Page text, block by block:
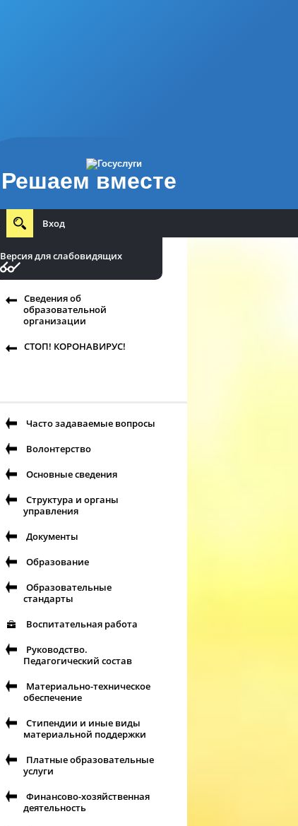
Решаем вместе
Вход
Версия для слабовидящих
Сведения об
образовательной
организации
СТОП! КОРОНАВИРУС!
Часто задаваемые вопросы
Волонтерство
Основные сведения
Структура и органы
управления
Документы
Образование
Образовательные
стандарты
Воспитательная работа
Руководство.
Педагогический состав
Материально-техническое
обеспечение
Стипендии и иные виды
материальной поддержки
Платные образовательные
услуги
Финансово-хозяйственная
деятельность